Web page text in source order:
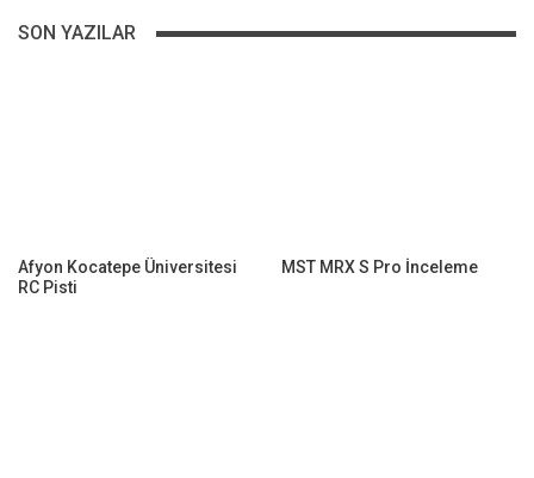
SON YAZILAR
Afyon Kocatepe Üniversitesi
RC Pisti
MST MRX S Pro İnceleme